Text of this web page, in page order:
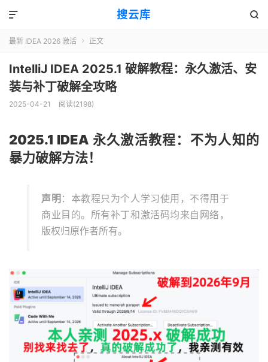
搜云库 

最新 IDEA 2026 激活  正文
IntelliJ IDEA 2025.1 破解教程：永久激活、安
装与补丁破解全攻略
2025-04-21 阅读(2198)
2025.1 IDEA 永久激活教程：不为人知的
暴力破解方法！
声明 ：本教程只为个人学习使用，不得用于
商业目的。所有补丁和激活码均来自网络，
版权归原作者所有。